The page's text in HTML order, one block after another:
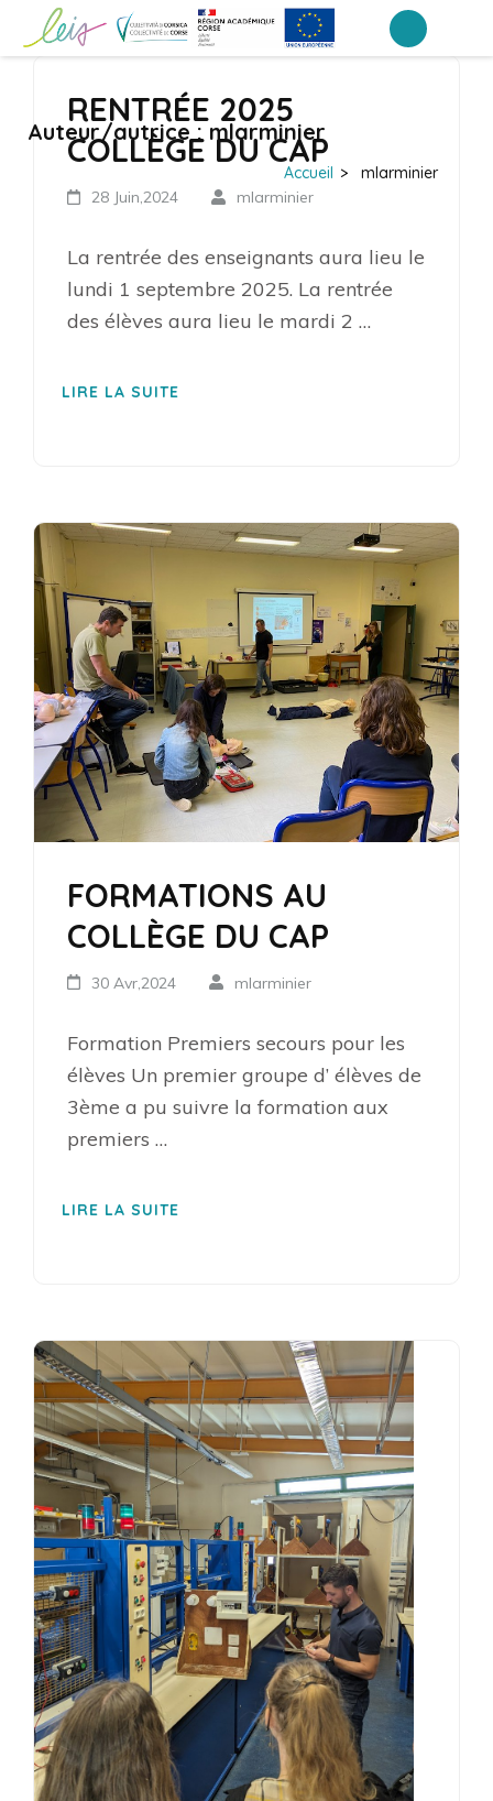
(Pressez
Entrée)
Auteur/autrice : mlarminier
Accueil > mlarminier
RENTRÉE 2025
COLLÈGE DU CAP
28 Juin,2024 mlarminier
La rentrée des enseignants aura lieu le
lundi 1 septembre 2025. La rentrée
des élèves aura lieu le mardi 2 …
LIRE LA SUITE
FORMATIONS AU
COLLÈGE DU CAP
30 Avr,2024 mlarminier
Formation Premiers secours pour les
élèves Un premier groupe d’ élèves de
3ème a pu suivre la formation aux
premiers …
LIRE LA SUITE